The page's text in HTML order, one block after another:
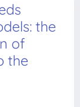
the
of
the